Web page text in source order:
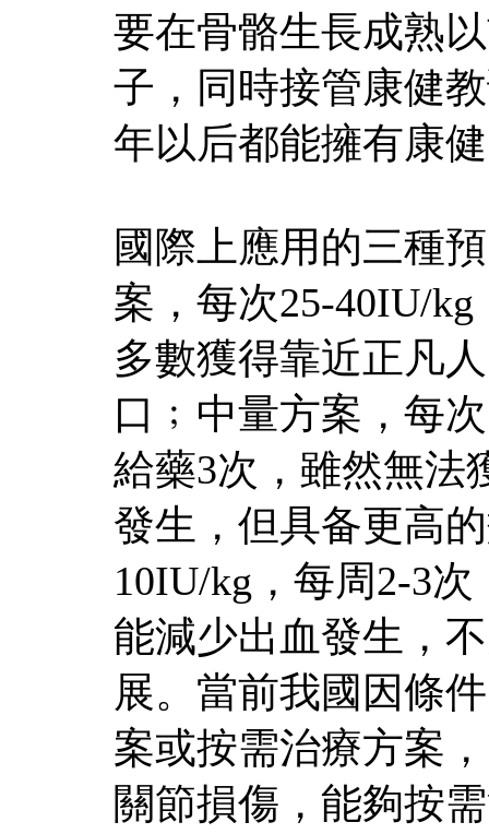
要在骨骼生長成熟
子，同時接管康健
年以后都能擁有康
國際上應用的三種
案，每次25-40IU/
多數獲得靠近正凡
口﹔中量方案，每
給藥3次，雖然無法
發生，但具备更高
10IU/kg，每周2-3
能減少出血發生，
展。當前我國因條
案或按需治療方案
關節損傷，能夠按